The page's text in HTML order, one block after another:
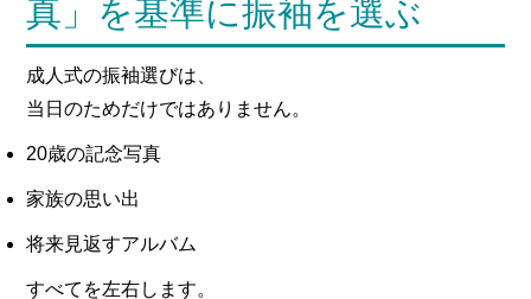
真」を基準に振袖を選ぶ
成人式の振袖選びは、
当日のためだけではありません。
20歳の記念写真
家族の思い出
将来見返すアルバム
すべてを左右します。